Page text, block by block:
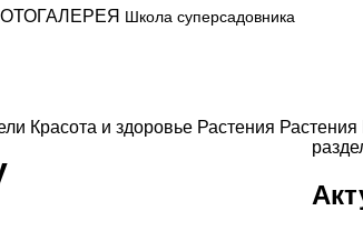
Школа суперсадовника
Красота и здоровье Растения Растения